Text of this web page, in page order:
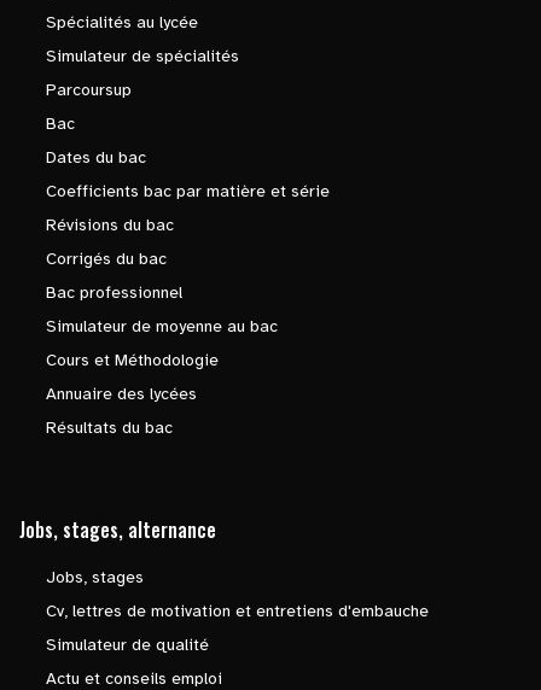
Spécialités au lycée
Simulateur de spécialités
Parcoursup
Bac
Dates du bac
Coefficients bac par matière et série
Révisions du bac
Corrigés du bac
Bac professionnel
Simulateur de moyenne au bac
Cours et Méthodologie
Annuaire des lycées
Résultats du bac
Jobs, stages, alternance
Jobs, stages
Cv, lettres de motivation et entretiens d'embauche
Simulateur de qualité
Actu et conseils emploi